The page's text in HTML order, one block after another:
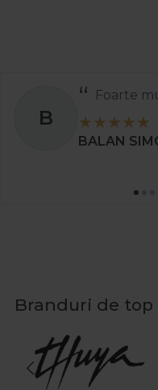
B
Foarte
BALAN
Branduri de top